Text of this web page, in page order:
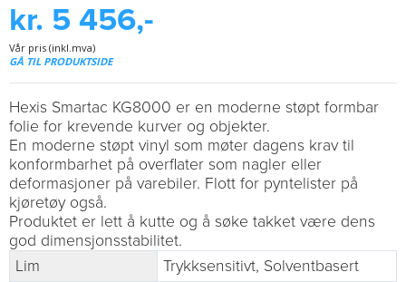
kr. 5 456,-
Vår pris (inkl.mva)
GÅ TIL PRODUKTSIDE
Hexis Smartac KG8000 er en moderne støpt formbar
folie for krevende kurver og objekter.
En moderne støpt vinyl som møter dagens krav til
konformbarhet på overflater som nagler eller
deformasjoner på varebiler. Flott for pyntelister på
kjøretøy også.
Produktet er lett å kutte og å søke takket være dens
god dimensjonsstabilitet.
Lim
Trykksensitivt, Solventbasert